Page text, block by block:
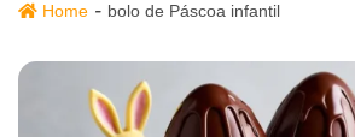
Home - bolo de Páscoa infantil